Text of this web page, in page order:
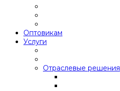
Оптовикам
Услуги
Отраслевые решения